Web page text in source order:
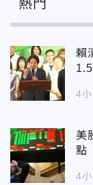
熱門
賴
4
美
點
4